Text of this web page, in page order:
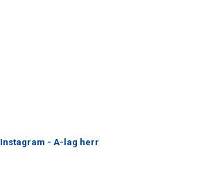
Instagram - A-lag herr